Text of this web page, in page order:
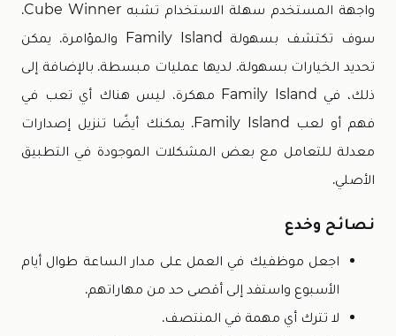
واجهة المستخدم سهلة الاستخدام تشبه Cube Winner.
سوف تكتشف بسهولة Family Island والمؤامرة. يمكن
تحديد الخيارات بسهولة. لديها عمليات مبسطة. بالإضافة إلى
ذلك، في Family Island مهكرة، ليس هناك أي تعب في
فهم أو لعب Family Island. يمكنك أيضًا تنزيل إصدارات
معدلة للتعامل مع بعض المشكلات الموجودة في التطبيق
الأصلي.
نصائح وخدع
اجعل موظفيك في العمل على مدار الساعة طوال أيام
الأسبوع واستفد إلى أقصى حد من مهاراتهم.
لا تترك أي مهمة في المنتصف.